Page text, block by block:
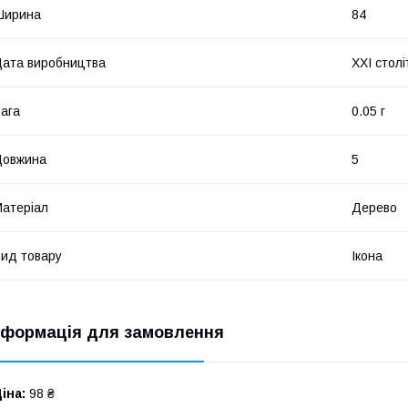
84
виробництва XXI
0.05 г
5
Дерево
товару Ікона
для замовлення
98 ₴